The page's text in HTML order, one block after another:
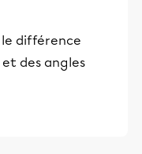
différence
des angles